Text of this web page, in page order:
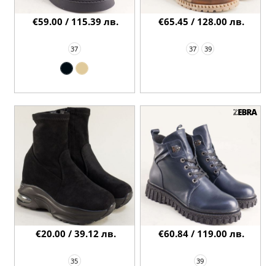
37
€59.00 / 115.39 лв.
37 39
€65.45 / 128.00 лв.
35
€20.00 / 39.12 лв.
39
€60.84 / 119.00 лв.